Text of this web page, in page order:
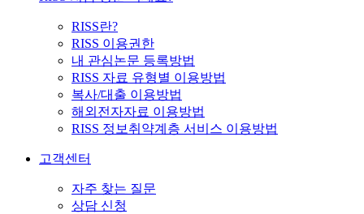
RISS란?
RISS 이용권한
내 관심논문 등록방법
RISS 자료 유형별 이용방법
복사/대출 이용방법
해외전자자료 이용방법
RISS 정보취약계층 서비스 이용방법
고객센터
자주 찾는 질문
상담 신청